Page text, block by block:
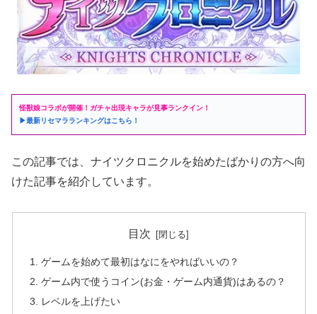
怪獣娘コラボが開催！ガチャ出現キャラが見事ランクイン！
▶最新リセマラランキングはこちら！
この記事では、ナイツクロニクルを始めたばかりの方へ向
けた記事を紹介しています。
目次
ゲームを始めて最初はなにをやればいいの？
ゲーム内で使うコイン(お金・ゲーム内通貨)はあるの？
レベルを上げたい